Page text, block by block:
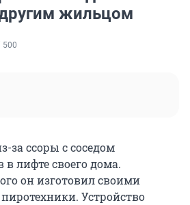
жильцом
500
за ссоры с соседом
лифте своего дома.
он изготовил своими
Устройство